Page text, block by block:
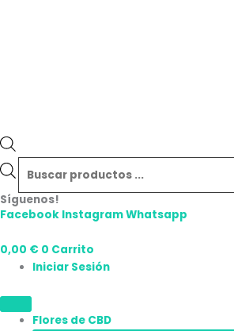
Síguenos!
Facebook InstagramWhatsapp
0,00 € 0 Carrito
Iniciar Sesión
Flores de CBD